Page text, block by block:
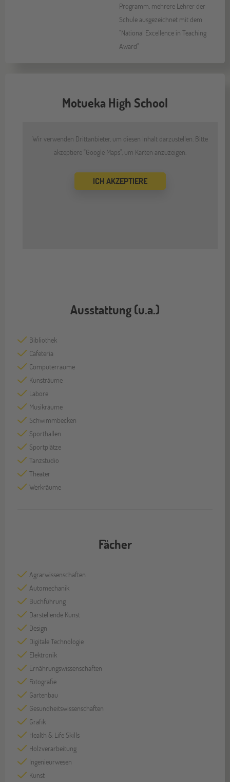
Programm, mehrere Lehrer der
Schule ausgezeichnet mit dem
"National Excellence in Teaching
Award"
Motueka High School
Wir verwenden Drittanbieter, um diesen Inhalt darzustellen. Bitte
akzeptiere "Google Maps", um Karten anzuzeigen.
ICH AKZEPTIERE
Ausstattung (u.a.)
Bibliothek
Cafeteria
Computerräume
Kunsträume
Labore
Musikräume
Schwimmbecken
Sporthallen
Sportplätze
Tanzstudio
Theater
Werkräume
Fächer
Agrarwissenschaften
Automechanik
Buchführung
Darstellende Kunst
Design
Digitale Technologie
Elektronik
Ernährungswissenschaften
Fotografie
Gartenbau
Gesundheitswissenschaften
Grafik
Health & Life Skills
Holzverarbeitung
Ingenieurwesen
Kunst